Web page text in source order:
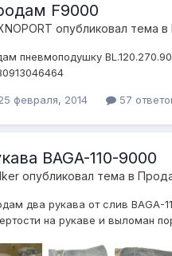
F9000
опубликовал тема в
пневмоподушку
февраля, 2014 57
BAGA-110-9000
опубликовал тема в
два рукава от слив BAGA-
на рукаве и выломан